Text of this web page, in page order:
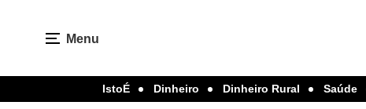
Menu
IstoÉ Dinheiro Dinheiro Rural Saúde